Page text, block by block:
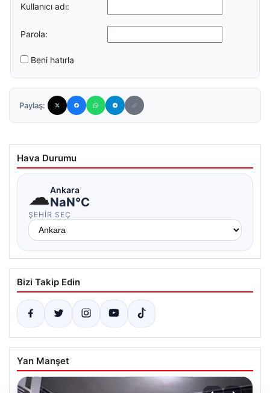
Kullanıcı adı:
Parola:
Beni hatırla
Paylaş:
Hava Durumu
☁Ankara
NaN°C
ŞEHIR SEÇ
Bizi Takip Edin
Yan Manşet